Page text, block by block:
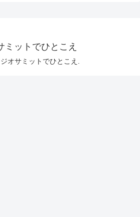
ミットでひとこえ
オサミットでひとこえ.